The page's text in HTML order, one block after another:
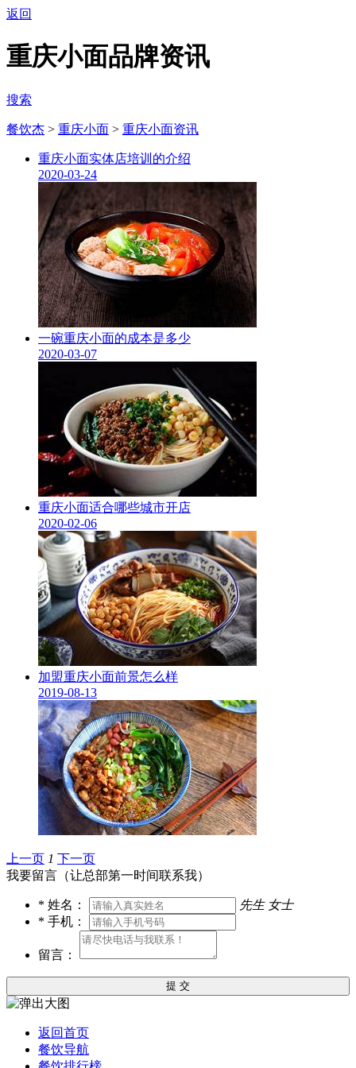
返回
重庆小面品牌资讯
搜索
餐饮杰 > 重庆小面 > 重庆小面资讯
重庆小面实体店培训的介绍
2020-03-24
一碗重庆小面的成本是多少
2020-03-07
重庆小面适合哪些城市开店
2020-02-06
加盟重庆小面前景怎么样
2019-08-13
上一页 1 下一页
我要留言（让总部第一时间联系我）
* 姓名： 先生 女士
* 手机：
留言：
提 交
返回首页
餐饮导航